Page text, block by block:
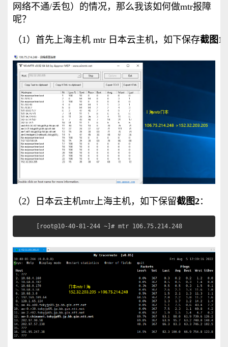
网络不通/丢包）的情况，那么我该如何做mtr报障
呢？
（1）首先上海主机 mtr 日本云主机，如下保存截图1
（2） 日本云主机mtr上海主机，如下保留截图2：
[root@10-40-81-244 ~]# mtr 106.75.214.248